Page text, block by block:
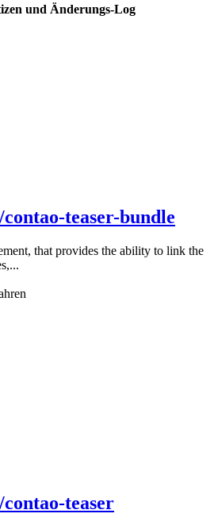
und Änderungs-Log
teaser-bundle
that provides the ability to link the
teaser